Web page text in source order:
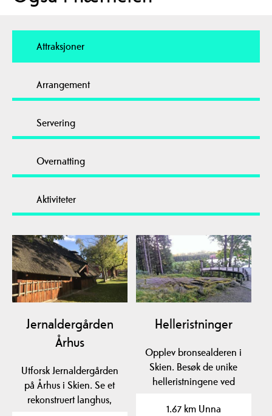
Attraksjoner
Arrangement
Servering
Overnatting
Aktiviteter
Jernaldergården
Århus
Utforsk Jernaldergården
på Århus i Skien. Se et
rekonstruert langhus,
Helleristninger
Opplev bronsealderen i
Skien. Besøk de unike
helleristningene ved
1.67 km Unna